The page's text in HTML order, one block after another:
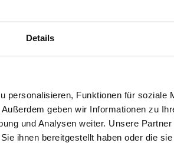
Details
personalisieren, Funktionen für soziale
geben wir Informationen zu
und Analysen weiter. Unsere
ihnen bereitgestellt haben oder die